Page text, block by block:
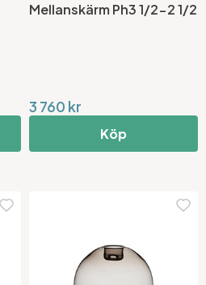
Mellanskärm Ph3 1/2-2 1/2
3 760 kr
Köp